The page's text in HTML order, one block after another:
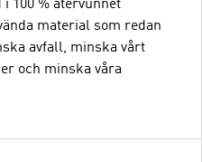
100 % återvunnet
material som redan
avfall, minska vårt
och minska våra